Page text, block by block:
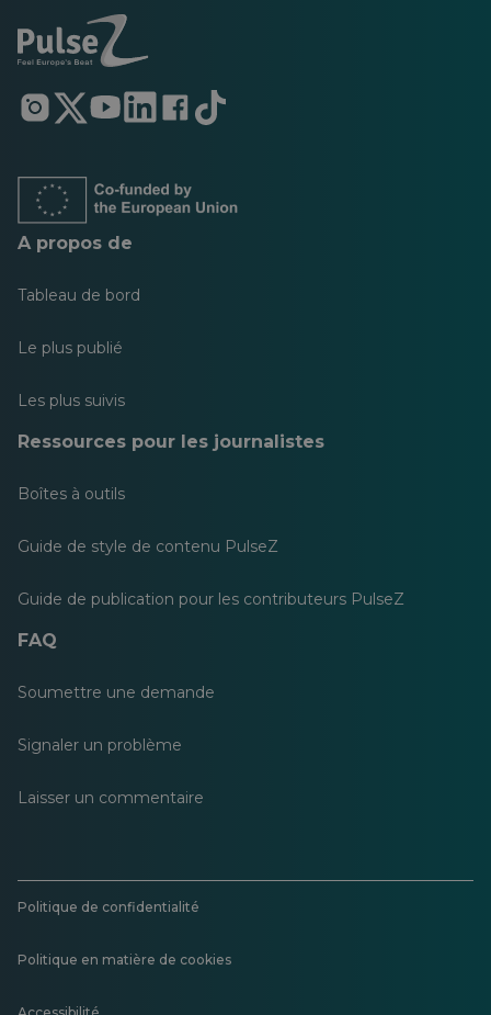
S'ouvre
dans
onglet
S'ouvre
dans
onglet
S'ouvre
dans
onglet
S'ouvre
dans
onglet
S'ouvre
dans
onglet
S'ouvre
dans
A propos de
Tableau de bord
Le plus publié
Les plus suivis
Ressources pour les journalistes
Boîtes à outils
Guide de style de contenu PulseZ
Guide de publication pour les contributeurs PulseZ
FAQ
Soumettre une demande
Signaler un problème
Laisser un commentaire
Politique de confidentialité
Politique en matière de cookies